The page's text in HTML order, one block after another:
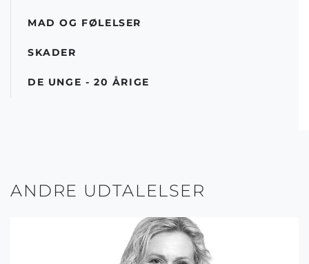
MAD OG FØLELSER
SKADER
DE UNGE - 20 ÅRIGE
ANDRE UDTALELSER